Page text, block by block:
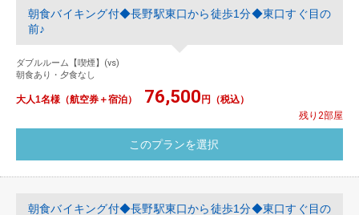
朝食バイキング付◆長野駅東口から徒歩1分◆東口すぐ目の
前♪
ダブルルーム【喫煙】(vs)
朝食あり・夕食なし
大人1名様（航空券＋宿泊） 76,500 円（税込）
残り2部屋
朝食バイキング付◆長野駅東口から徒歩1分◆東口すぐ目の